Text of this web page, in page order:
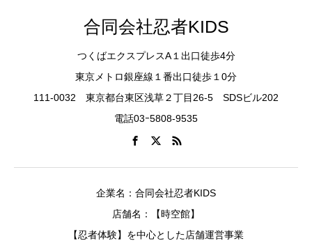
合同会社忍者KIDS
つくばエクスプレスA１出口徒歩4分
東京メトロ銀座線１番出口徒歩１0分
111-0032 東京都台東区浅草２丁目26-5 SDSビル202
電話03ｰ5808-9535
企業名：合同会社忍者KIDS
店舗名：【時空館】
【忍者体験】を中心とした店舗運営事業